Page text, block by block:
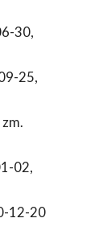
30,
25,
zm.
02,
12-20